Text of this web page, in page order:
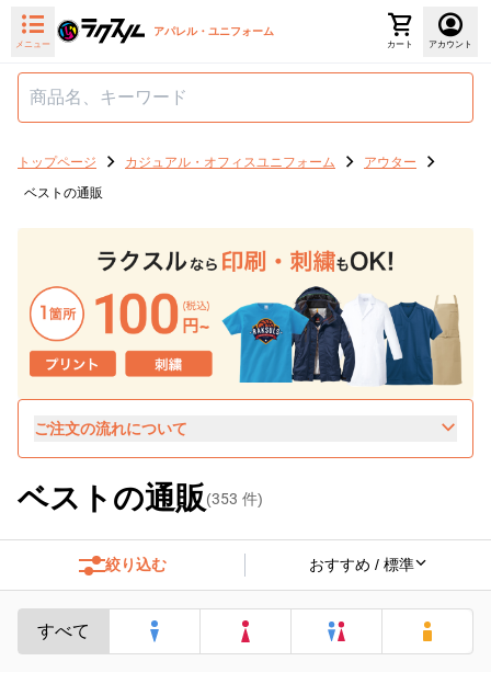
メニュー
アパレル・ユニフォーム
カート アカウント
トップページ カジュアル・オフィスユニフォーム
アウター
ベストの通販
ご注文の流れについて
ベストの通販 (353 件)
絞り込む
すべて